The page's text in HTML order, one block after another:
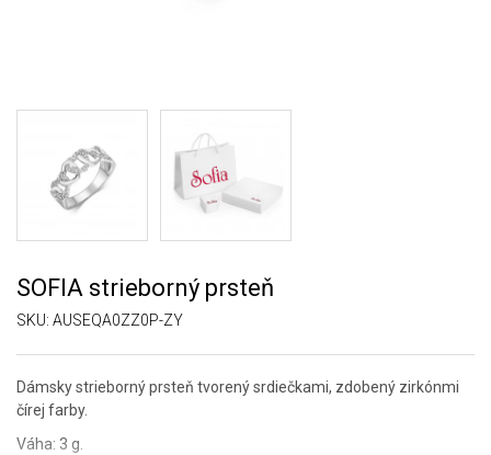
SOFIA strieborný prsteň
SKU: AUSEQA0ZZ0P-ZY
Dámsky strieborný prsteň tvorený srdiečkami, zdobený zirkónmi
čírej farby.
Váha: 3 g.